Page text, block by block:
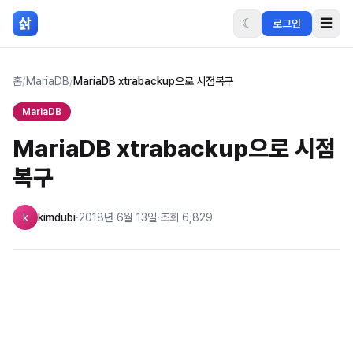
본문 바로가기
삵 ☾ 로그인 ☰
홈/MariaDB/MariaDB xtrabackup으로 시점복구
MariaDB
MariaDB xtrabackup으로 시점
복구
k kimdubi·2018년 6월 13일·조회 6,829